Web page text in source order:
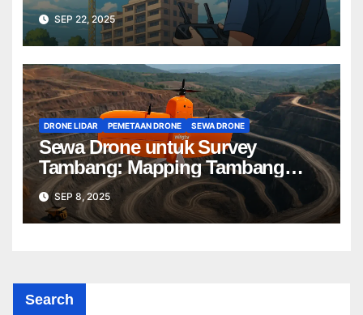
Terbaik untuk Proyek Anda
SEP 22, 2025
DRONE LIDAR PEMETAAN DRONE SEWA DRONE
Sewa Drone untuk Survey
Tambang: Mapping Tambang
Profesional Lebih Cepat & Akurat
SEP 8, 2025
Search